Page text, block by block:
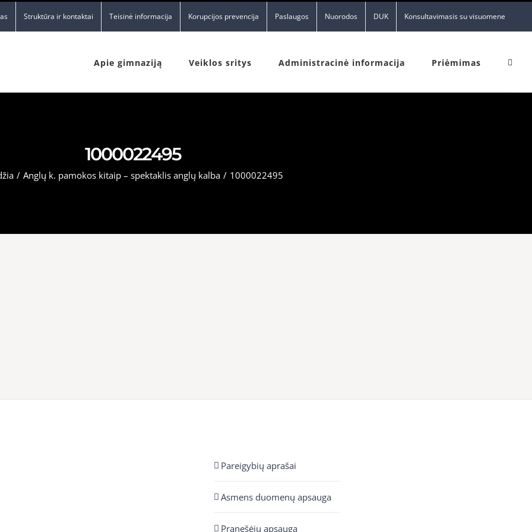
Struktūra ir kontaktai Teisinė informacija Korupcijos prevencija Paslaugos Nuorodos DUK Konsultavimasis su visuomene
Apie gimnaziją Veiklos sritys Administracinė informacija Priėmimas
1000022495
/ Anglų k. pamokos kitaip – spektaklis anglų kalba / 1000022495
Pareigybių aprašai
Asmens duomenų apsauga
Pranešėjų apsauga